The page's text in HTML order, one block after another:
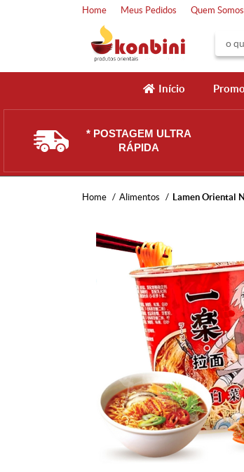
Home Meus Pedidos Quem Somos
Início
* POSTAGEM ULTRA
RÁPIDA
Home Alimentos Lamen Oriental